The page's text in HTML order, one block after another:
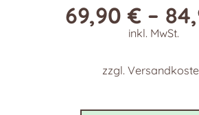
69,90€ –
inkl. MwSt.
zzgl.